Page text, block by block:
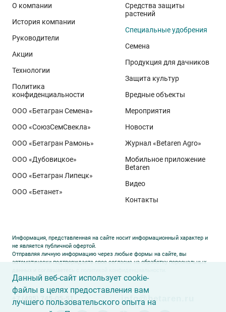
О компании
История компании
Руководители
Акции
Технологии
Политика
конфиденциальности
ООО «Бетагран Семена»
ООО «СоюзСемСвекла»
ООО «Бетагран Рамонь»
ООО «Дубовицкое»
ООО «Бетагран Липецк»
ООО «Бетанет»
Средства защиты
растений
Специальные удобрения
Семена
Продукция для дачников
Защита культур
Вредные объекты
Мероприятия
Новости
Журнал «Betaren Agro»
Мобильное приложение
Betaren
Видео
Контакты
Информация, представленная на сайте носит информационный характер и
не является публичной офертой.
Отправляя личную информацию через любые формы на сайте, вы
автоматически подтверждаете свое согласие на обработку персональных
info@betaren.ru
Данный веб-сайт использует cookie-
файлы в целях предоставления вам
лучшего пользовательского опыта на